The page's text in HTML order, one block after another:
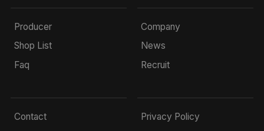
Producer
Shop List
Faq
Company
News
Recruit
Contact
Privacy Policy